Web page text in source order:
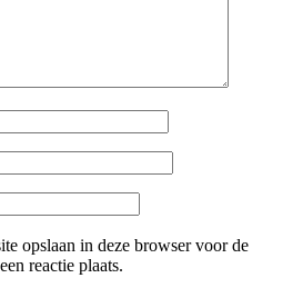
opslaan in deze browser voor de
reactie plaats.